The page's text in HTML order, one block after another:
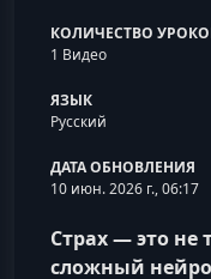
КОЛИЧЕСТВО
1 Видео
ЯЗЫК
Русский
ДАТА ОБНОВЛЕНИЯ
10 июн. 2026 г., 06:17
Страх — это не
сложный